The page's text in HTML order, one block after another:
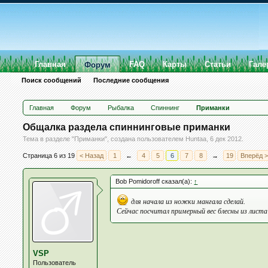
Главная Форум Рыбалка Спиннинг Приманки
Общалка раздела спиннинговые приманки
Тема в разделе "Приманки", создана пользователемHuntaa,6 дек 2012.
Страница 6 из 19 < Назад 1 ← 4 5 6 7 8 → 19 Вперёд >
VSP
Пользователь
Bob Pomidoroff сказал(а): ↑
для начала из ножки мангала сделай.
Сейчас посчитал примерный вес блесны из
Главная Форум
Поиск сообщений Последние сообщения
FAQ Карты Статьи